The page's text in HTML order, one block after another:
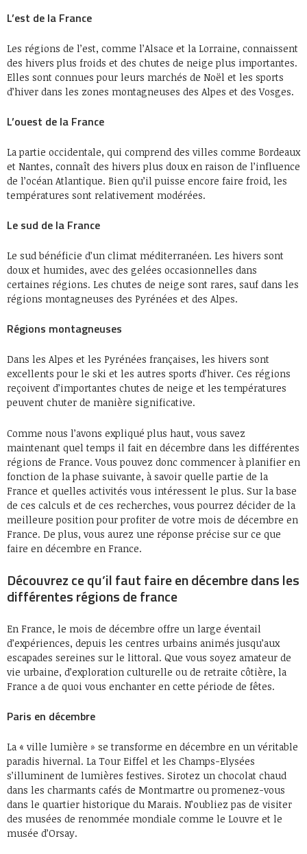
L’est de la France
Les régions de l’est, comme l’Alsace et la Lorraine, connaissent
des hivers plus froids et des chutes de neige plus importantes.
Elles sont connues pour leurs marchés de Noël et les sports
d’hiver dans les zones montagneuses des Alpes et des Vosges.
L’ouest de la France
La partie occidentale, qui comprend des villes comme Bordeaux
et Nantes, connaît des hivers plus doux en raison de l’influence
de l’océan Atlantique. Bien qu’il puisse encore faire froid, les
températures sont relativement modérées.
Le sud de la France
Le sud bénéficie d’un climat méditerranéen. Les hivers sont
doux et humides, avec des gelées occasionnelles dans
certaines régions. Les chutes de neige sont rares, sauf dans les
régions montagneuses des Pyrénées et des Alpes.
Régions montagneuses
Dans les Alpes et les Pyrénées françaises, les hivers sont
excellents pour le ski et les autres sports d’hiver. Ces régions
reçoivent d’importantes chutes de neige et les températures
peuvent chuter de manière significative.
Comme nous l’avons expliqué plus haut, vous savez
maintenant quel temps il fait en décembre dans les différentes
régions de France. Vous pouvez donc commencer à planifier en
fonction de la phase suivante, à savoir quelle partie de la
France et quelles activités vous intéressent le plus. Sur la base
de ces calculs et de ces recherches, vous pourrez décider de la
meilleure position pour profiter de votre mois de décembre en
France. De plus, vous aurez une réponse précise sur ce que
faire en décembre en France.
Découvrez ce qu’il faut faire en décembre dans les
différentes régions de france
En France, le mois de décembre offre un large éventail
d’expériences, depuis les centres urbains animés jusqu’aux
escapades sereines sur le littoral. Que vous soyez amateur de
vie urbaine, d’exploration culturelle ou de retraite côtière, la
France a de quoi vous enchanter en cette période de fêtes.
Paris en décembre
La « ville lumière » se transforme en décembre en un véritable
paradis hivernal. La Tour Eiffel et les Champs-Elysées
s’illuminent de lumières festives. Sirotez un chocolat chaud
dans les charmants cafés de Montmartre ou promenez-vous
dans le quartier historique du Marais. N’oubliez pas de visiter
des musées de renommée mondiale comme le Louvre et le
musée d’Orsay.